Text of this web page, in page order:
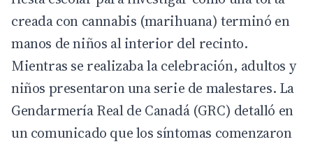
creada con cannabis (marihuana) terminó en
manos de niños al interior del recinto.
Mientras se realizaba la celebración, adultos y
niños presentaron una serie de malestares. La
Gendarmería Real de Canadá (GRC) detalló en
un comunicado que los síntomas comenzaron